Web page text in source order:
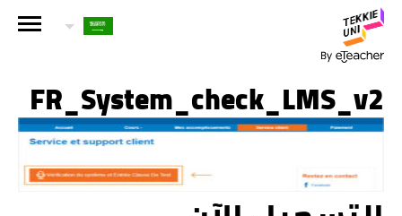
FR_System_check_LMS_v2
هل أنت مهتم بإحدى دوراتنا؟
اترك تفاصيلك وسنقوم بالتواصل معك قريباً!
الاسم الكامل لولي الأمر